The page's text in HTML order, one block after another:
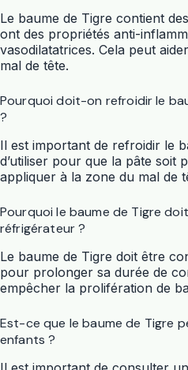
Le baume de Tigre contient
ont des propriétés anti-
vasodilatatrices. Cela peut
mal de tête.
Pourquoi doit-on refroidir le
?
Il est important de refroidir le
d’utiliser pour que la pâte soit
appliquer à la zone du mal de
Pourquoi le baume de Tigre
réfrigérateur ?
Le baume de Tigre doit être
pour prolonger sa durée de
empêcher la prolifération de
Est-ce que le baume de Tigre
enfants ?